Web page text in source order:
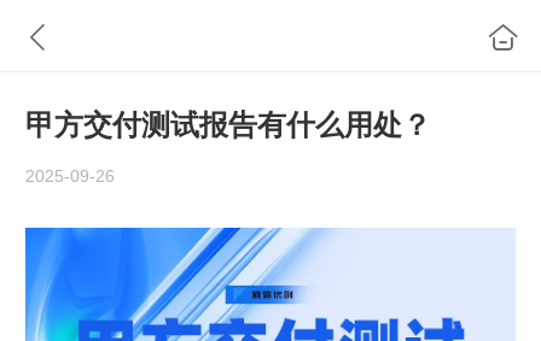
甲方交付测试报告有什么用处？
2025-09-26